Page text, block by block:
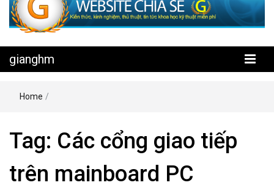
gianghm
Home /
Tag: Các cổng giao tiếp
trên mainboard PC